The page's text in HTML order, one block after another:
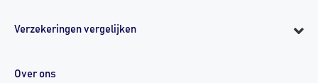
Verzekeringen vergelijken
Over ons